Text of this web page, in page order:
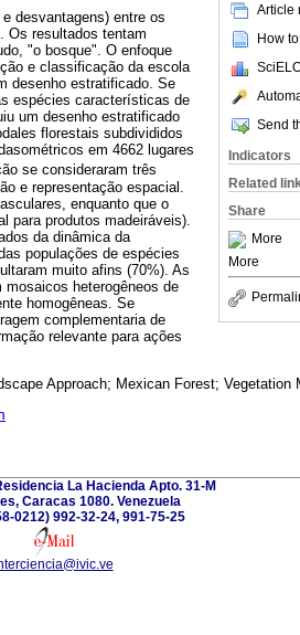
Article
How
Send
Indicators
Related
Share
More
More
desvantagens) entre os
Os resultados tentam
"o bosque". O enfoque
e classificação da escola
desenho estratificado. Se
espécies características de
um desenho estratificado
florestais subdivididos
em 4662 lugares
se consideraram três
e representação espacial.
enquanto que o
para produtos madeiráveis).
da dinâmica da
populações de espécies
muito afins (70%). As
heterogêneos de
homogêneas. Se
complementaria de
relevante para ações
Approach; Mexican Forest; Vegetation
La Hacienda Apto. 31-M
Caracas 1080. Venezuela
0212) 992-32-24, 991-75-25